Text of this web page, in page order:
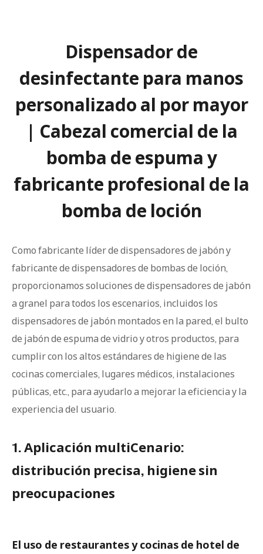
Dispensador de
desinfectante para manos
personalizado al por mayor
| Cabezal comercial de la
bomba de espuma y
fabricante profesional de la
bomba de loción
Como fabricante líder de dispensadores de jabón y
fabricante de dispensadores de bombas de loción,
proporcionamos soluciones de dispensadores de jabón
a granel para todos los escenarios, incluidos los
dispensadores de jabón montados en la pared, el bulto
de jabón de espuma de vidrio y otros productos, para
cumplir con los altos estándares de higiene de las
cocinas comerciales, lugares médicos, instalaciones
públicas, etc., para ayudarlo a mejorar la eficiencia y la
experiencia del usuario.
1. Aplicación multiCenario:
distribución precisa, higiene sin
preocupaciones
El uso de restaurantes y cocinas de hotel de